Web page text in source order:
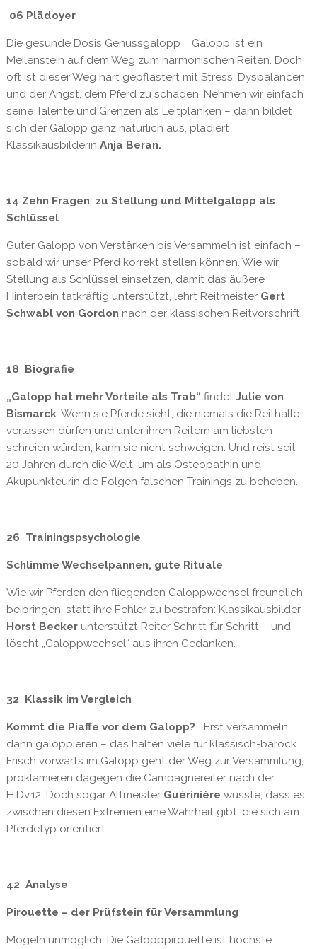
06 Plädoyer
Die gesunde Dosis Genussgalopp Galopp ist ein
Meilenstein auf dem Weg zum harmonischen Reiten. Doch
oft ist dieser Weg hart gepflastert mit Stress, Dysbalancen
und der Angst, dem Pferd zu schaden. Nehmen wir einfach
seine Talente und Grenzen als Leitplanken – dann bildet
sich der Galopp ganz natürlich aus, plädiert
Klassikausbilderin Anja Beran.
14 Zehn Fragen zu Stellung und Mittelgalopp als
Schlüssel
Guter Galopp von Verstärken bis Versammeln ist einfach –
sobald wir unser Pferd korrekt stellen können. Wie wir
Stellung als Schlüssel einsetzen, damit das äußere
Hinterbein tatkräftig unterstützt, lehrt Reitmeister Gert
Schwabl von Gordon nach der klassischen Reitvorschrift.
18 Biografie
„Galopp hat mehr Vorteile als Trab“ findet Julie von
Bismarck. Wenn sie Pferde sieht, die niemals die Reithalle
verlassen dürfen und unter ihren Reitern am liebsten
schreien würden, kann sie nicht schweigen. Und reist seit
20 Jahren durch die Welt, um als Osteopathin und
Akupunkteurin die Folgen falschen Trainings zu beheben.
26 Trainingspsychologie
Schlimme Wechselpannen, gute Rituale
Wie wir Pferden den fliegenden Galoppwechsel freundlich
beibringen, statt ihre Fehler zu bestrafen: Klassikausbilder
Horst Beckerunterstützt Reiter Schritt für Schritt – und
löscht „Galoppwechsel“ aus ihren Gedanken.
32 Klassik im Vergleich
Kommt die Piaffe vor dem Galopp? Erst versammeln,
dann galoppieren – das halten viele für klassisch-barock.
Frisch vorwärts im Galopp geht der Weg zur Versammlung,
proklamieren dagegen die Campagnereiter nach der
H.Dv.12. Doch sogar Altmeister Guérinière wusste, dass es
zwischen diesen Extremen eine Wahrheit gibt, die sich am
Pferdetyp orientiert.
42 Analyse
Pirouette – der Prüfstein für Versammlung
Mogeln unmöglich: Die Galopppirouette ist höchste